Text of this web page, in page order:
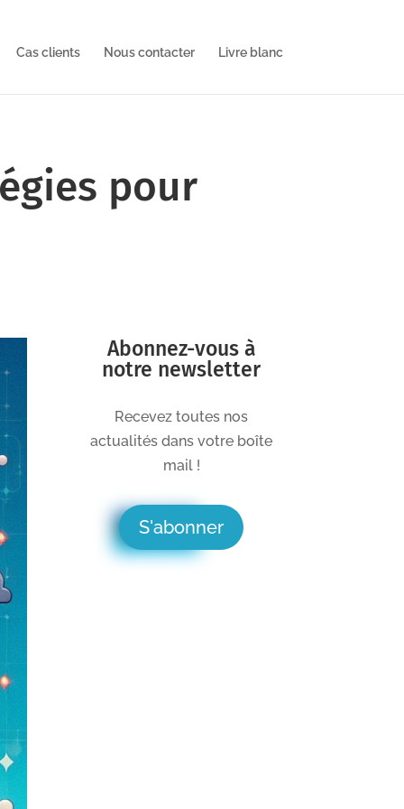
Cas clients Nous contacter Livre blanc
pour
Abonnez-vous à
notre newsletter
Recevez toutes nos
actualités dans votre boîte
mail !
S'abonner